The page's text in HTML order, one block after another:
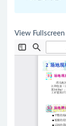
View Fullscreen